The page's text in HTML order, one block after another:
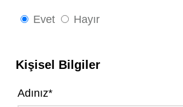
Evet Hayır
Kişisel Bilgiler
Adınız*